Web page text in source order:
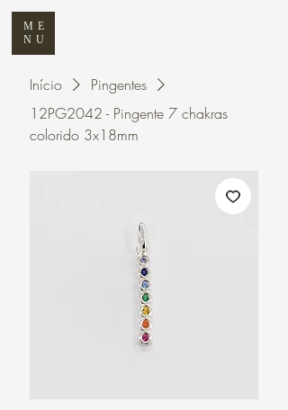
ME
NU
Início
Pingentes
12PG2042 - Pingente 7 chakras
colorido 3x18mm